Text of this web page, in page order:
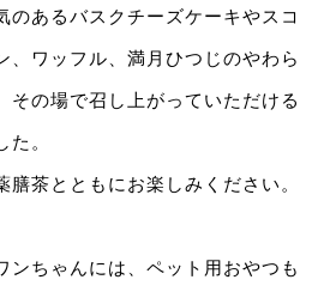
のあるバスクチーズケーキやスコ
、ワッフル、満月ひつじのやわら
その場で召し上がっていただける
。
膳茶とともにお楽しみください。
ンちゃんには、ペット用おやつも